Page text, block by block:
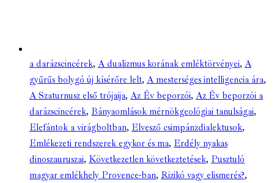
a darázscincérek, A dualizmus korának emléktörvényei, A
gyűrűs bolygó új kísérőre lelt, A mesterséges intelligencia ára,
A Szaturnusz első trójaija, Az Év beporzói, Az Év beporzói a
darázscincérek, Bányaomlások mérnökgeológiai tanulságai,
Elefántok a virágboltban, Elvesző csimpánzdialektusok,
Emlékezeti rendszerek egykor és ma, Erdély nyakas
dinoszauruszai, Következetlen következtetések, Pusztuló
magyar emlékhely Provence-ban, Rizikó vagy elismerés?,